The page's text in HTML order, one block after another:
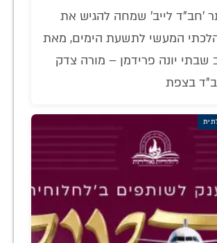
'חב"ד לייב' שמחה להגיש את
המעשי לתשעת הימים, מאת
שבתי יונה פרידמן – מורה צדק
בצפת